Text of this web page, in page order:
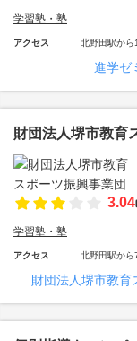
学習塾・塾
アクセス 北野田駅から
進学ゼ
財団法人堺市教育
3.04
学習塾・塾
アクセス 北野田駅から
財団法人堺市教育